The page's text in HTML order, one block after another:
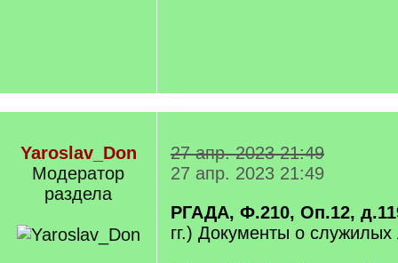
Yaroslav_Don
Модератор
раздела
27 апр. 2023 21:49
27 апр. 2023 21:49
РГАДА, Ф.210, Оп.12,
гг.) Документы о